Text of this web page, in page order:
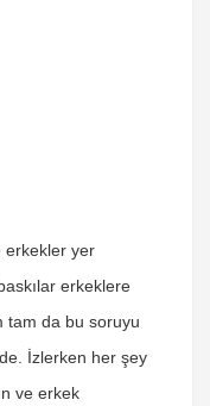
erkekler yer
erkeklere
tam da bu soruyu
İzlerken her şey
ve erkek